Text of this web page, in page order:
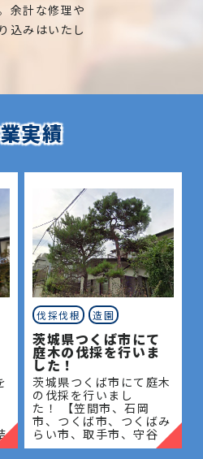
余計な修理や
込みはいたし
実績
伐採伐根 造園
茨城県つくば市にて
庭木の伐採を行いま
した！
茨城県つくば市にて庭木
の伐採を行いまし
た！ 【笠間市、石岡
市、つくば市、つくばみ
らい市、取手市、守谷
市、筑西市、結城市、桜